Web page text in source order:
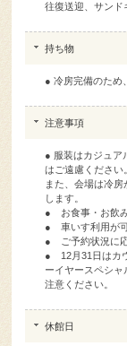
往復送迎、サンド
持ち物
● 冷房完備のため
注意事項
● 服装はカジュア
はご遠慮ください。
また、会場は冷
します。
● お食事・お飲み
● 車いす利用が可
● ご予約状況に応
● 12月31日はカ
ーイヤースペシ
注意ください。
休館日